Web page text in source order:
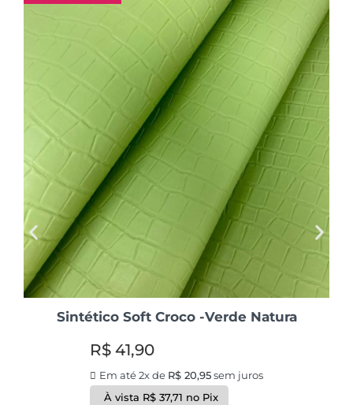
Sintético Soft Croco -Verde Natura
R$ 41,90
Em até 2x de R$ 20,95 sem juros
À vista R$37,71 no Pix